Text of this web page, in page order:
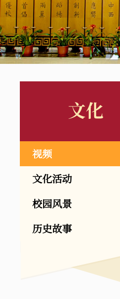
文化
视频
文化活动
校园风景
历史故事